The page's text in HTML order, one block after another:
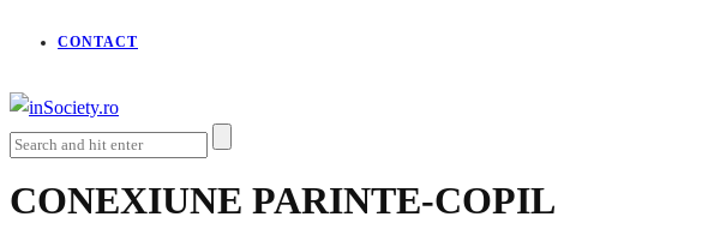
CONTACT
CONEXIUNE PARINTE-COPIL